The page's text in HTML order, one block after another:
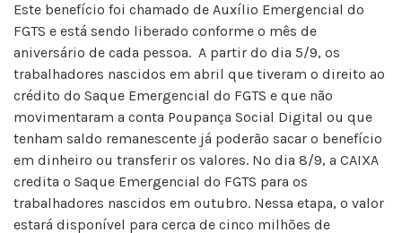
Este benefício foi chamado de Auxílio Emergencial do
FGTS e está sendo liberado conforme o mês de
aniversário de cada pessoa. A partir do dia 5/9, os
trabalhadores nascidos em abril que tiveram o direito ao
crédito do Saque Emergencial do FGTS e que não
movimentaram a conta Poupança Social Digital ou que
tenham saldo remanescente já poderão sacar o benefício
em dinheiro ou transferir os valores. No dia 8/9, a CAIXA
credita o Saque Emergencial do FGTS para os
trabalhadores nascidos em outubro. Nessa etapa, o valor
estará disponível para cerca de cinco milhões de